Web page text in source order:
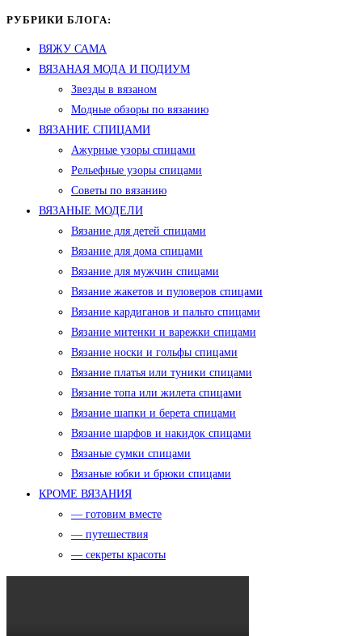
РУБРИКИ БЛОГА:
ВЯЖУ САМА
ВЯЗАНАЯ МОДА И ПОДИУМ
Звезды в вязаном
Модные обзоры по вязанию
ВЯЗАНИЕ СПИЦАМИ
Ажурные узоры спицами
Рельефные узоры спицами
Советы по вязанию
ВЯЗАНЫЕ МОДЕЛИ
Вязание для детей спицами
Вязание для дома спицами
Вязание для мужчин спицами
Вязание жакетов и пуловеров спицами
Вязание кардиганов и пальто спицами
Вязание митенки и варежки спицами
Вязание носки и гольфы спицами
Вязание платья или туники спицами
Вязание топа или жилета спицами
Вязание шапки и берета спицами
Вязание шарфов и накидок спицами
Вязаные сумки спицами
Вязаные юбки и брюки спицами
КРОМЕ ВЯЗАНИЯ
— готовим вместе
— путешествия
— секреты красоты